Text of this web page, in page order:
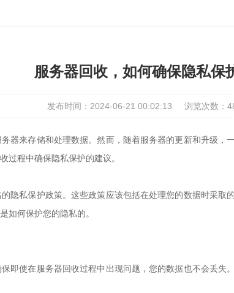
服务器回收，如何确保隐私保
发布时间：2024-06-21 00:02:13 浏览次数：
器来存储和处理数据。然而，随着服务器的更新和升级
过程中确保隐私保护的建议。
隐私保护政策。这些政策应该包括在处理您的数据时采
如何保护您的隐私的。
即使在服务器回收过程中出现问题，您的数据也不会丢